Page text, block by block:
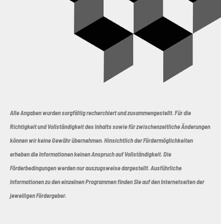
Alle Angaben wurden sorgfältig recherchiert und zusammengestellt. Für die
Richtigkeit und Vollständigkeit des Inhalts sowie für zwischenzeitliche Änderungen
können wir keine Gewähr übernehmen. Hinsichtlich der Fördermöglichkeiten
erheben die Informationen keinen Anspruch auf Vollständigkeit. Die
Förderbedingungen werden nur auszugsweise dargestellt. Ausführliche
Informationen zu den einzelnen Programmen finden Sie auf den Internetseiten der
jeweiligen Fördergeber.